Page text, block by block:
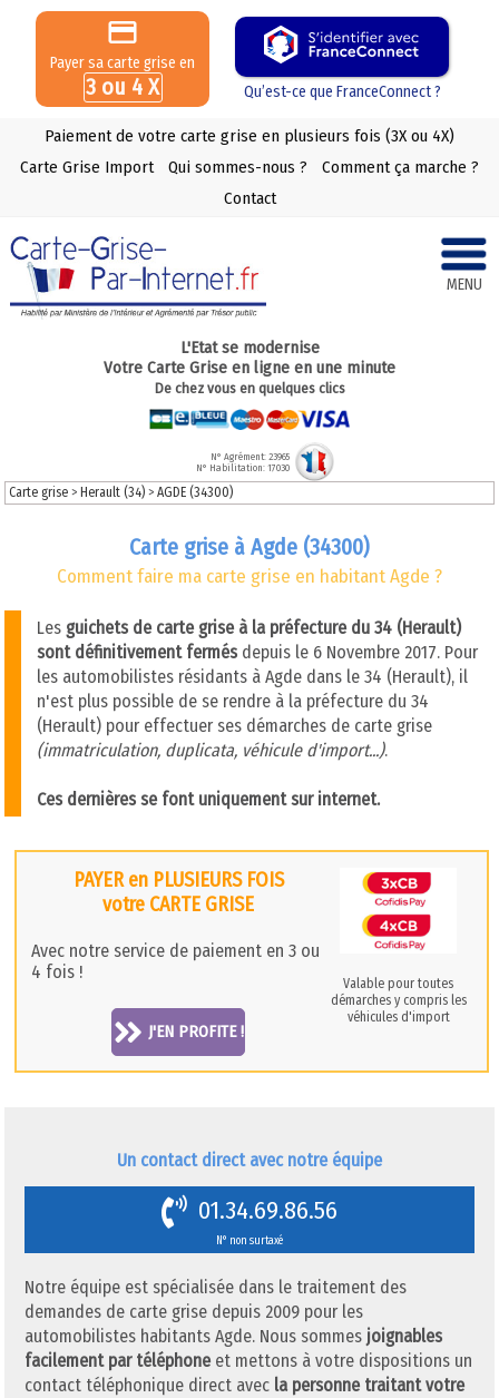
Payer sa carte grise en
3 ou 4 X Qu’est-ce que FranceConnect ?
Paiement de votre carte grise en plusieurs fois (3X ou 4X)
Carte Grise Import
Qui sommes-nous ?
Comment ça marche ?
Contact
MENU
L'Etat se modernise
Votre Carte Grise en ligne en une minute
De chez vous en quelques clics
N° Agrément: 23965
N° Habilitation: 17030
Carte grise > Herault (34)>AGDE (34300)
Carte grise à Agde (34300)
Comment faire ma carte grise en habitant Agde ?
Les guichets de carte grise à la préfecture du 34 (Herault)
sont définitivement fermésdepuis le 6 Novembre 2017. Pour
les automobilistes résidants à Agde dans le 34 (Herault), il
n'est plus possible de se rendre à la préfecture du 34
(Herault) pour effectuer ses démarches de carte grise
(immatriculation, duplicata, véhicule d'import...).
Ces dernières se font uniquement sur internet.
PAYER en PLUSIEURS FOIS
votre CARTE GRISE
Avec notre service de paiement en 3 ou
4 fois !
J'EN PROFITE !
Valable pour toutes
démarches y compris les
véhicules d'import
Un contact direct avec notre équipe
01.34.69.86.56
N° non surtaxé
Notre équipe est spécialisée dans le traitement des
demandes de carte grise depuis 2009 pour les
automobilistes habitants Agde. Nous sommes joignables
facilement par téléphone et mettons à votre dispositions un
contact téléphonique direct avec la personne traitant votre